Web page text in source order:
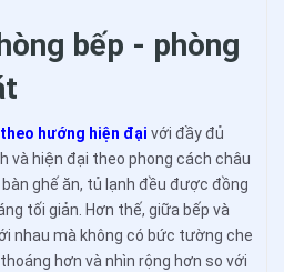
bếp - phòng
hướng hiện đại với đầy đủ
và hiện đại theo phong cách châu
ghế ăn, tủ lạnh đều được đồng
tối giản. Hơn thế, giữa bếp và
nhau mà không có bức tường che
hơn và nhìn rộng hơn so với